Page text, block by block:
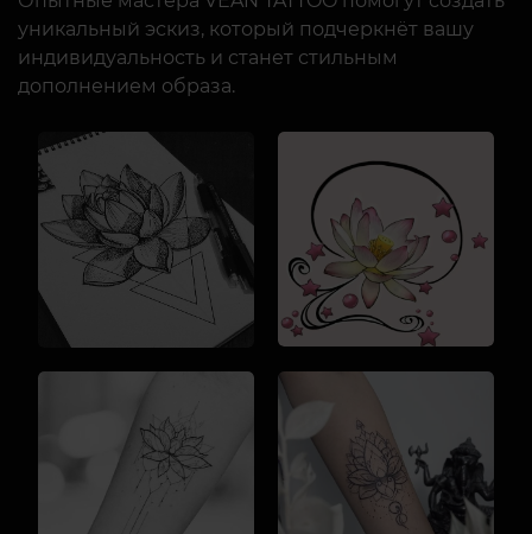
уникальный эскиз, который подчеркнёт вашу
индивидуальность и станет стильным
дополнением образа.